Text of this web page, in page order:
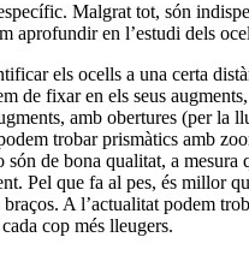
Malgrat tot, són
aprofundir en l’estudi dels
els ocells a una certa
de fixar en els seus
amb obertures (per la
trobar prismàtics amb
de bona qualitat, a mesura
Pel que fa al pes, és millor
braços. A l’actualitat podem
cop més lleugers.